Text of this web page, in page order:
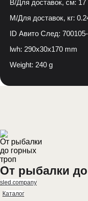
В/Для доставок, см: 17
М/Для доставок, кг:
ID Авито След:
lwh: 290x30x170 mm
Weight: 240 g
От рыбалки
sled.company
Каталог